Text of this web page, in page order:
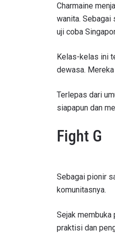
Charmaine
wanita. Sebagai
uji coba
Kelas-kelas ini
dewasa.
Terlepas dari
siapapun dan
Fight G
Sebagai pionir
komunitasnya.
Sejak membuka
praktisi dan